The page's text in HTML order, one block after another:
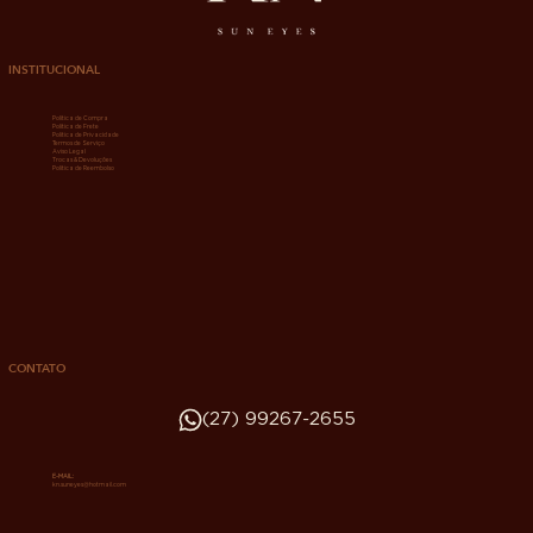
INSTITUCIONAL
Política de Compra
Política de Frete
Política de Privacidade
Termos de Serviço
Aviso Legal
Trocas & Devoluções
Política de Reembolso
CONTATO
(27) 99267-2655
E-MAIL:
kn.suneyes@hotmail.com